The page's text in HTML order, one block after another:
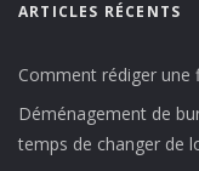
ARTICLES RÉCENTS
Comment rédiger une
Déménagement de
temps de changer de